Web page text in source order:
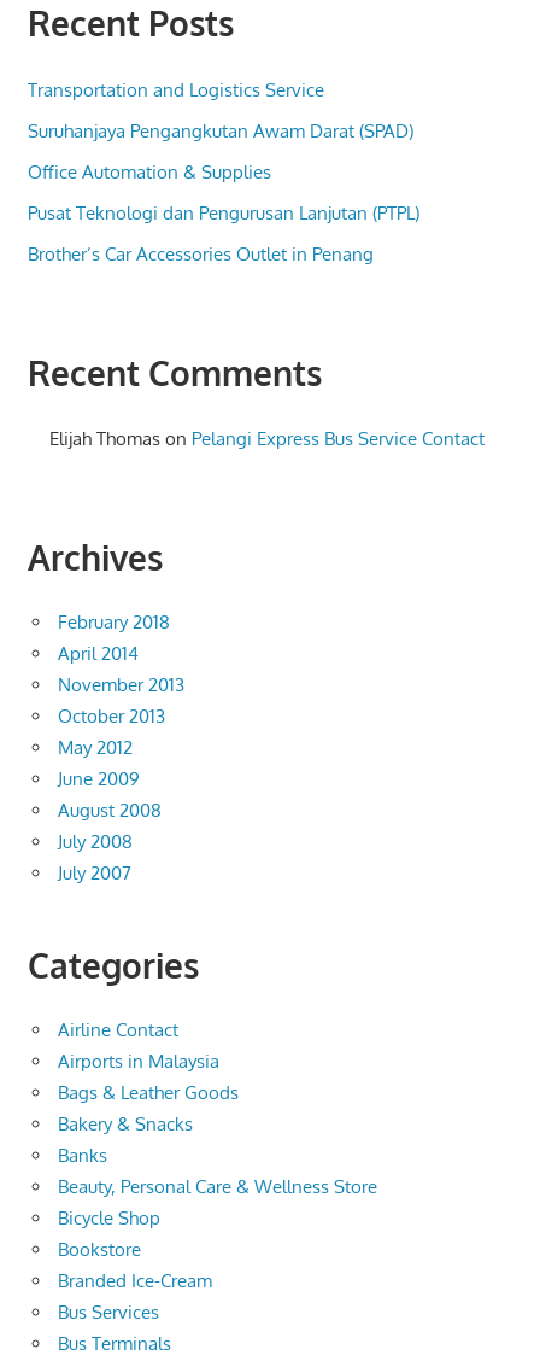
Recent Posts
Transportation and Logistics Service
Suruhanjaya Pengangkutan Awam Darat (SPAD)
Office Automation & Supplies
Pusat Teknologi dan Pengurusan Lanjutan (PTPL)
Brother’s Car Accessories Outlet in Penang
Recent Comments
Elijah Thomas on Pelangi Express Bus Service Contact
Archives
February 2018
April 2014
November 2013
October 2013
May 2012
June 2009
August 2008
July 2008
July 2007
Categories
Airline Contact
Airports in Malaysia
Bags & Leather Goods
Bakery & Snacks
Banks
Beauty, Personal Care & Wellness Store
Bicycle Shop
Bookstore
Branded Ice-Cream
Bus Services
Bus Terminals